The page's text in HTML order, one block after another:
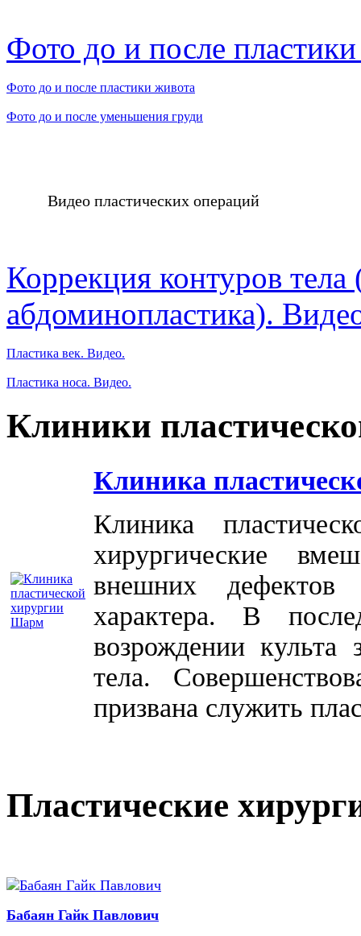
Фото до и после
Фото до и после пластики живота
Фото до и после уменьшения груди
Видео пластических операций
Коррекция контуров
абдоминопластика).
Пластика век. Видео.
Пластика носа. Видео.
Клиники
Клиника
Клиника
хирургические
внешних дефектов
характера. В
возрождении культа
тела.
призвана служить
Пластические
Бабаян Гайк Павлович